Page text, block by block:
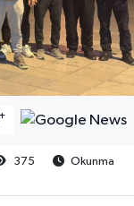
+
375
Okunma